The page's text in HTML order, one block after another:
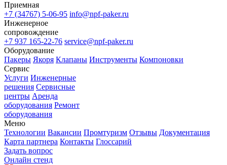
Приемная
+7 (34767) 5-06-95 info@npf-paker.ru
Инженерное
сопровождение
+7 937 165-22-76 service@npf-paker.ru
Оборудование
Пакеры Якоря Клапаны Инструменты Компоновки
Сервис
Услуги Инженерные
решения Сервисные
центры Аренда
оборудования Ремонт
оборудования
Меню
Технологии Вакансии Промтуризм Отзывы Документация
Карта партнера Контакты Глоссарий
Задать вопрос
Онлайн стенд